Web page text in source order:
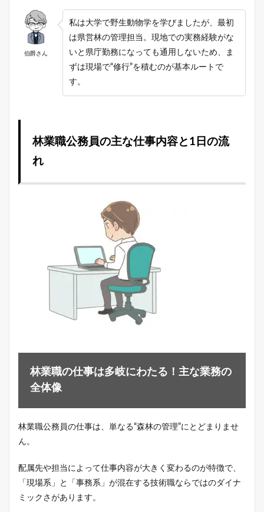
伯爵さん
私は大学で野生動物学を学びましたが、最初
は県営林の管理担当。現地での実務経験がな
いと県庁勤務になっても通用しないため、ま
ずは現場で“修行”を積むのが基本ルートで
す。
林業職公務員の主な仕事内容と1日の流
れ
林業職の仕事は多岐にわたる！主な業務の
全体像
林業職公務員の仕事は、単なる“森林の管理”にとどまりませ
ん。
配属先や担当によって仕事内容が大きく変わるのが特徴で、
「現場系」と「事務系」が混在する技術職ならではのダイナ
ミックさがあります。